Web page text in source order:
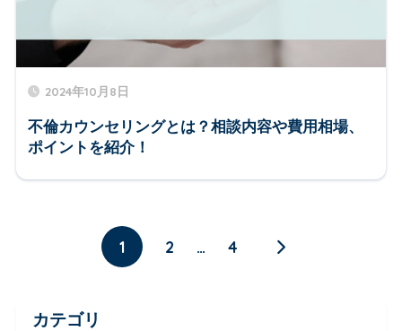
2024年10月8日
不倫カウンセリングとは？相談内容や費用相場、
ポイントを紹介！
1 2 … 4
カテゴリ